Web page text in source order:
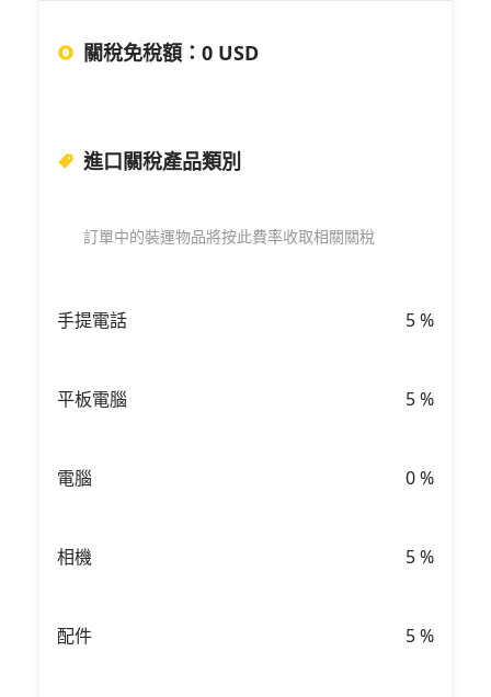
關稅免稅額 ： 0 USD
進口關稅產品類別
訂單中的裝運物品將按此費率收取相關關稅
手提電話 5%
平板電腦 5%
電腦 0%
相機 5%
配件 5%